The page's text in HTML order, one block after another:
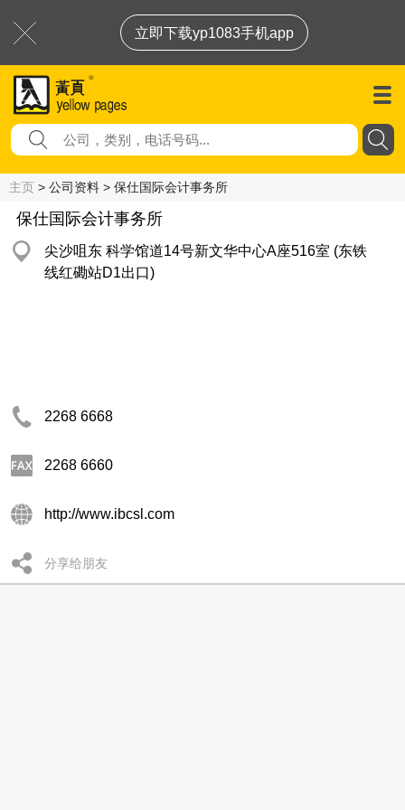
立即下载yp1083手机app
主页 > 公司资料 > 保仕国际会计事务所
保仕国际会计事务所
尖沙咀东 科学馆道14号新文华中心A座516室 (东铁
线红磡站D1出口)
2268 6668
2268 6660
http://www.ibcsl.com
分享给朋友